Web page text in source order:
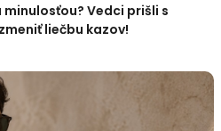
Vedci prišli s
liečbu kazov!